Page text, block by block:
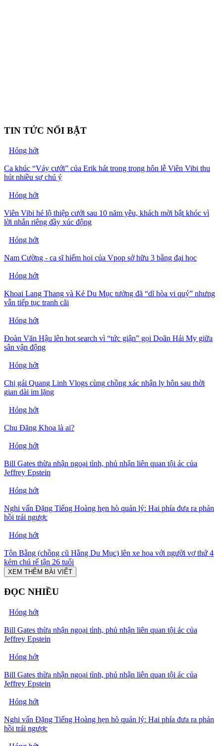
TIN TỨC NỔI BẬT
Hóng hớt
Ca khúc “Váy cưới” của Erik hát trong trong hôn lễ Viên Vibi thu
hút nhiều sự chú ý
Hóng hớt
Viên Vibi hé lộ thiệp cưới sau 10 năm yêu, khách mời bật khóc vì
lời nhắn riêng đầy xúc động
Hóng hớt
Nam Cường - ca sĩ hiếm hoi của Vpop sở hữu 3 bằng đại học
Hóng hớt
Khoai Lang Thang và Kẻ Du Mục tưởng đã “dĩ hòa vi quý” nhưng
vẫn tiếp tục tranh cãi
Hóng hớt
Đoàn Văn Hậu lên hot search vì “tức giận” gọi Doãn Hải My giữa
sân vận động
Hóng hớt
Chị gái Quang Linh Vlogs cùng chồng xác nhận ly hôn sau thời
gian dài im lặng
Hóng hớt
Chu Đăng Khoa là ai?
Hóng hớt
Bill Gates thừa nhận ngoại tình, phủ nhận liên quan tội ác của
Jeffrey Epstein
Hóng hớt
Nghi vấn Đặng Tiếng Hoàng hẹn hò quản lý: Hai phía đưa ra phản
hồi trái ngược
Hóng hớt
Tôn Bằng (chồng cũ Hằng Du Mục) lên xe hoa với người vợ thứ 4
kém chú rể tận 26 tuổi
XEM THÊM BÀI VIẾT
ĐỌC NHIỀU
Hóng hớt
Bill Gates thừa nhận ngoại tình, phủ nhận liên quan tội ác của
Jeffrey Epstein
Hóng hớt
Bill Gates thừa nhận ngoại tình, phủ nhận liên quan tội ác của
Jeffrey Epstein
Hóng hớt
Nghi vấn Đặng Tiếng Hoàng hẹn hò quản lý: Hai phía đưa ra phản
hồi trái ngược